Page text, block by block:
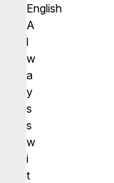
English
A
l
w
a
y
s
s
w
i
t